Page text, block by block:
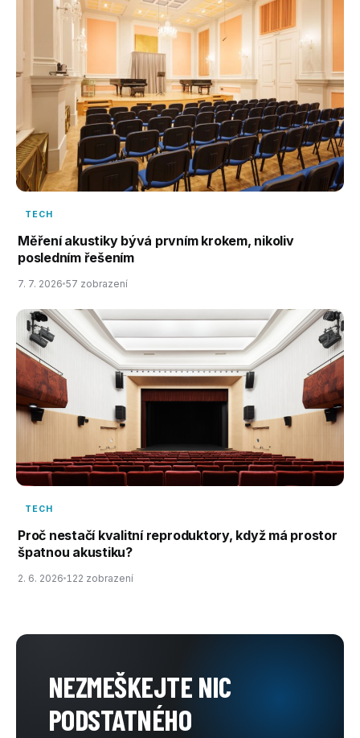
TECH
Měření akustiky bývá prvním krokem, nikoliv
posledním řešením
7. 7. 2026 57 zobrazení
TECH
Proč nestačí kvalitní reproduktory, když má prostor
špatnou akustiku?
2. 6. 2026 122 zobrazení
NEZMEŠKEJTE NIC
PODSTATNÉHO